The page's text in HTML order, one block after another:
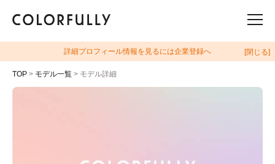
詳細プロフィール情報を見るには企業登録へ [閉じる]
TOP > モデル一覧 > モデル詳細